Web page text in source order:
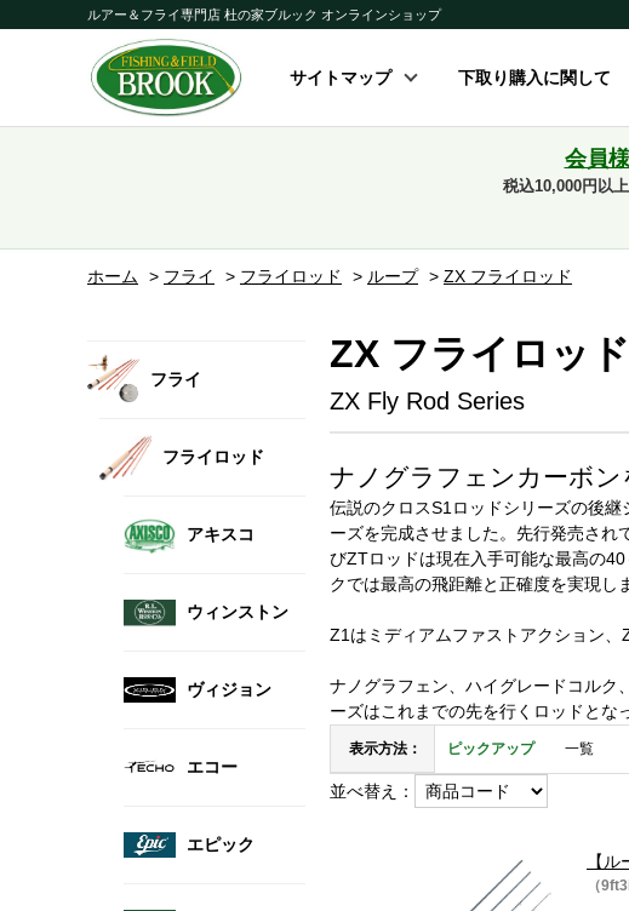
ルアー＆フライ専門店 杜の家ブルック オンラインショップ
サイトマップ 下取り購入に関して
会員
税込10,000円以
ホーム > フライ > フライロッド > ループ > ZX フライロッド
フライ
フライロッド
アキスコ
ウィンストン
ヴィジョン
エコー
エピック
ZX フライロッド
ZX Fly Rod Series
ナノグラフェンカーボン
伝説のクロスS1ロッドシリーズの後
ーズを完成させました。先行発売され
びZTロッドは現在入手可能な最高の
クでは最高の飛距離と正確度を実現し
Z1はミディアムファストアクション
ナノグラフェン、ハイグレードコルク
ーズはこれまでの先を行くロッドとな
表示方法： ピックアップ 一覧
並べ替え：
【
（